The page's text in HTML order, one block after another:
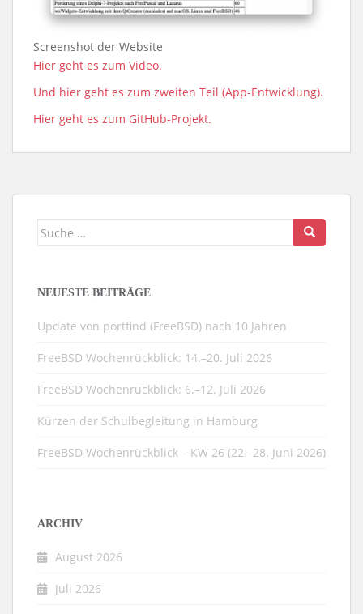
Screenshot der Website
Hier geht es zum Video.
Und hier geht es zum zweiten Teil (App-Entwicklung).
Hier geht es zum GitHub-Projekt.
Suche
NEUESTE BEITRÄGE
Update von portfind (FreeBSD) nach 10 Jahren
FreeBSD Wochenrückblick: 14.–20. Juli 2026
FreeBSD Wochenrückblick: 6.–12. Juli 2026
Kürzen der Schulbegleitung in Hamburg
FreeBSD Wochenrückblick – KW 26 (22.–28. Juni 2026)
ARCHIV
August 2026
Juli 2026